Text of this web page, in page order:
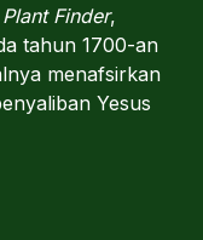
Finder,
tahun 1700-an
menafsirkan
Yesus